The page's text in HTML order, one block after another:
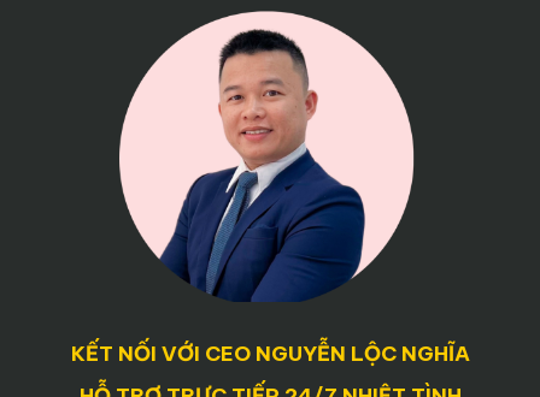
PHONG TÂN
ĐÔNG HIỆP 1
Đông
Hiệp, TX
Dĩ An,
Tỉnh Bình
Dương
18.705,46
m2
3. LÊ PHONG
Công ty TNHH Đầu tư và Phát triển Lê Phong được
cấp phép từ tháng 07/2012, có vốn điều lệ 68 tỷ đồng
với tiêu chí hoạt động xuyên suốt, uy tín, hiệu quả,
Lê Phong
được biết đến là CDT uy tín
phát triển các sản phẩm bất động sản trải dài trên
nhiều tỉnh thành lớn trong đó tập trung chủ yếu ở Bình
Dương. Qua 8 năm hình thành và phát triển, Lê Phong
KẾT NỐI VỚI CEO NGUYỄN LỘC NGHĨA